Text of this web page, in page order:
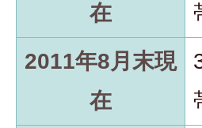
在
2011年8月末現
在